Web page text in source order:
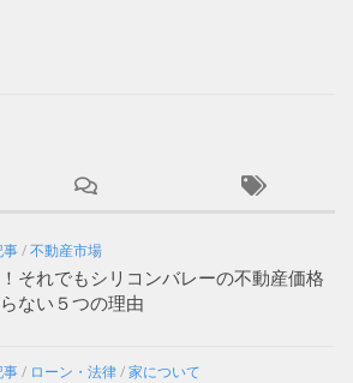
事/不動産市場
それでもシリコンバレーの不動産価格
ない５つの理由
事/ ローン・法律/家について